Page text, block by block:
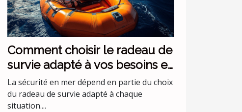
Comment choisir le radeau de
survie adapté à vos besoins en
mer ?
La sécurité en mer dépend en partie du choix
du radeau de survie adapté à chaque
situation....